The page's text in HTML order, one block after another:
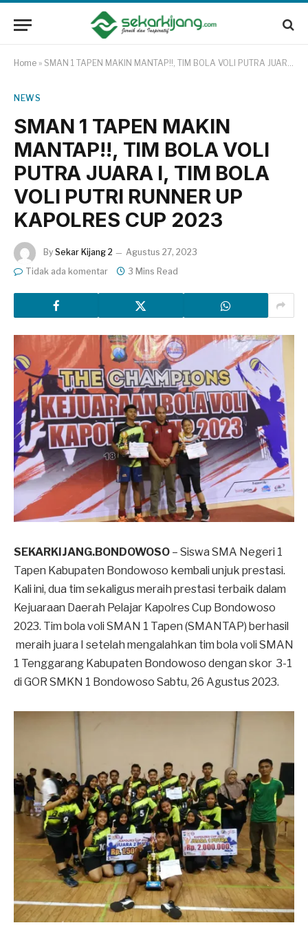
Home » SMAN 1 TAPEN MAKIN MANTAP!!, TIM BOLA VOLI PUTRA JUARA I, TIM BOLA VOLI PUTRI RUNNER UP KAPOLRES CUP 2023
NEWS
SMAN 1 TAPEN MAKIN
MANTAP!!, TIM BOLA VOLI
PUTRA JUARA I, TIM BOLA
VOLI PUTRI RUNNER UP
KAPOLRES CUP 2023
By Sekar Kijang 2
Agustus 27, 2023
Tidak ada komentar
3 Mins Read
SEKARKIJANG.BONDOWOSO – Siswa SMA Negeri 1
Tapen Kabupaten Bondowoso kembali unjuk prestasi.
Kali ini, dua tim sekaligus meraih prestasi terbaik dalam
Kejuaraan Daerah Pelajar Kapolres Cup Bondowoso
2023. Tim bola voli SMAN 1 Tapen (SMANTAP) berhasil
meraih juara I setelah mengalahkan tim bola voli SMAN
1 Tenggarang Kabupaten Bondowoso dengan skor 3-1
di GOR SMKN 1 Bondowoso Sabtu, 26 Agustus 2023.